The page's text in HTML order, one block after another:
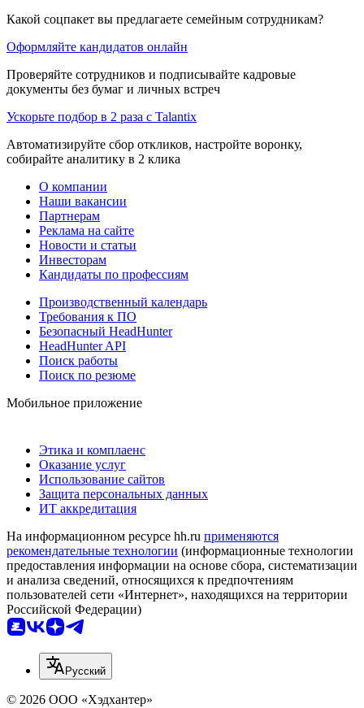
Какой соцпакет вы предлагаете семейным сотрудникам?
Оформляйте кандидатов онлайн
Проверяйте сотрудников и подписывайте кадровые
документы без бумаг и личных встреч
Ускорьте подбор в 2 раза с Talantix
Автоматизируйте сбор откликов, настройте воронку,
собирайте аналитику в 2 клика
О компании
Наши вакансии
Партнерам
Реклама на сайте
Новости и статьи
Инвесторам
Кандидаты по профессиям
Производственный календарь
Требования к ПО
Безопасный HeadHunter
HeadHunter API
Поиск работы
Поиск по резюме
Мобильное приложение
Этика и комплаенс
Оказание услуг
Использование сайтов
Защита персональных данных
ИТ аккредитация
На информационном ресурсе hh.ru применяются
рекомендательные технологии (информационные технологии
предоставления информации на основе сбора, систематизации
и анализа сведений, относящихся к предпочтениям
пользователей сети «Интернет», находящихся на территории
Российской Федерации)
Русский
© 2026 ООО «Хэдхантер»